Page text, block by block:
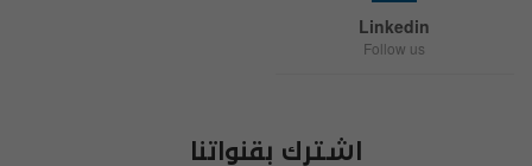
Linkedin
Follow us
اشترك بقنواتنا